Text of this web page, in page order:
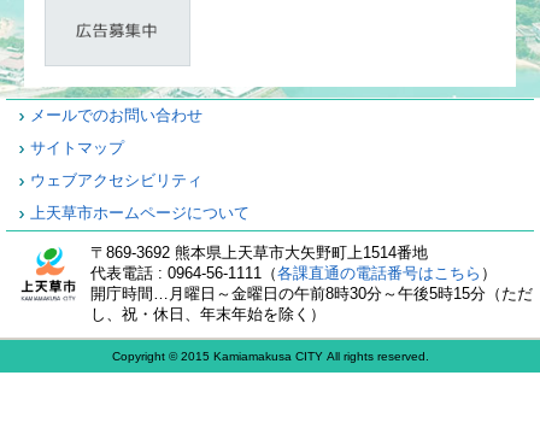
メールでのお問い合わせ
サイトマップ
ウェブアクセシビリティ
上天草市ホームページについて
〒869-3692 熊本県上天草市大矢野町上1514番地
代表電話 : 0964-56-1111（各課直通の電話番号はこちら ）
開庁時間…月曜日～金曜日の午前8時30分～午後5時15分（ただ
し、祝・休日、年末年始を除く）
Copyright © 2015 Kamiamakusa CITY All rights reserved.